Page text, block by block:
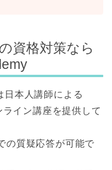
資格対策なら
本人講師による
イン講座を提供して
の質疑応答が可能で